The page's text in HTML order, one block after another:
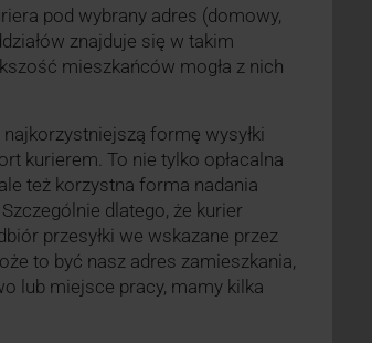
pod wybrany adres (domowy,
znajduje się w takim
mieszkańców mogła z nich
formę wysyłki
kurierem. To nie tylko opłacalna
też korzystna forma nadania
dlatego, że kurier
przesyłki we wskazane przez
to być nasz adres zamieszkania,
lub miejsce pracy, mamy kilka